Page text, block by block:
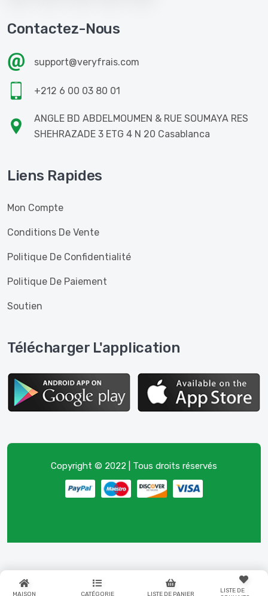
MAISON CATÉGORIE LISTE DE PANIER
LISTE DE
Contactez-Nous
support@veryfrais.com
+212 6 00 03 80 01
ANGLE BD ABDELMOUMEN & RUE SOUMAYA RES
SHEHRAZADE 3 ETG 4 N 20 Casablanca
Liens Rapides
Mon Compte
Conditions De Vente
Politique De Confidentialité
Politique De Paiement
Soutien
Télécharger L'application
Copyright © 2022 | Tous droits réservés